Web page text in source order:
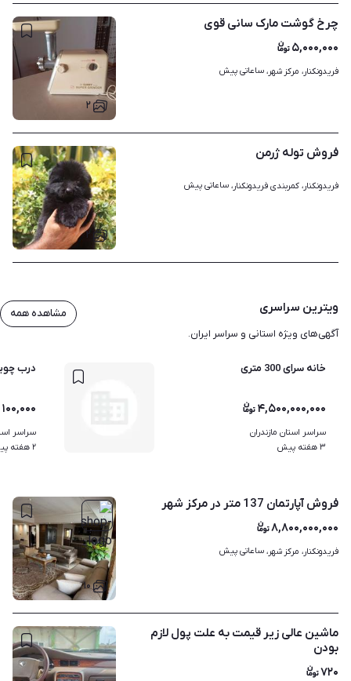
۲
چرخ گوشت مارک سانی قوی
۵,۰۰۰,۰۰۰
فریدونکنار، مرکز شهر، ساعاتی پیش
۲
فروش توله ژرمن
فریدونکنار، کمربندی فریدونکنار، ساعاتی پیش
ویترین سراسری
آگهی‌های ویژه استانی و سراسر ایران.
مشاهده همه
خانه سرای 300 متری
۴,۵۰۰,۰۰۰,۰۰۰
سراسر استان مازندران
۳ هفته پیش
درب
۱۰۰,۰۰۰
سراسر
۲ هفته پیش
۱۰
فروش آپارتمان 137 متر در مرکز شهر
۸,۸۰۰,۰۰۰,۰۰۰
فریدونکنار، مرکز شهر، ساعاتی پیش
ماشین عالی زیر قیمت به علت پول لازم
بودن
۷۲۰